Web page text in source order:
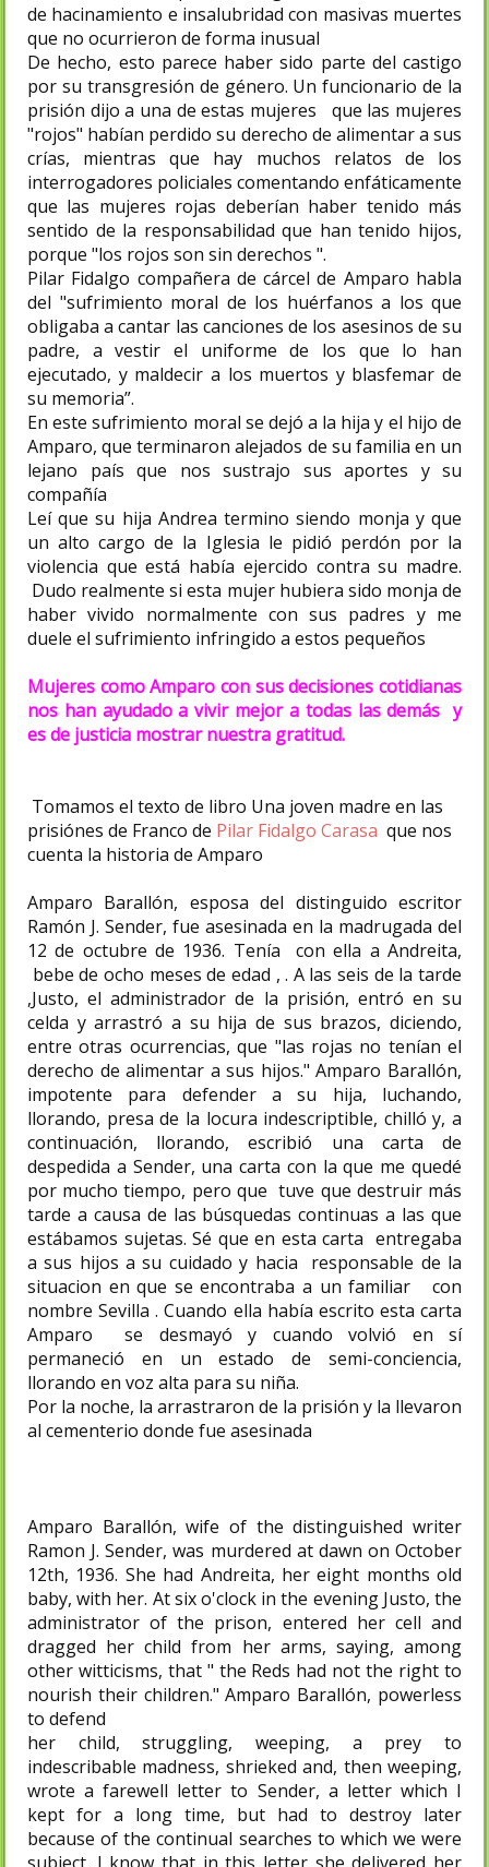
de hacinamiento e insalubridad con masivas muertes
que no ocurrieron de forma inusual
De hecho, esto parece haber sido parte del castigo
por su transgresión de género. Un funcionario de la
prisión dijo a una de estas mujeres que las mujeres
"rojos" habían perdido su derecho de alimentar a sus
crías, mientras que hay muchos relatos de los
interrogadores policiales comentando enfáticamente
que las mujeres rojas deberían haber tenido más
sentido de la responsabilidad que han tenido hijos,
porque "los rojos son sin derechos ".
Pilar Fidalgo compañera de cárcel de Amparo habla
del "sufrimiento moral de los huérfanos a los que
obligaba a cantar las canciones de los asesinos de su
padre, a vestir el uniforme de los que lo han
ejecutado, y maldecir a los muertos y blasfemar de
su memoria”.
En este sufrimiento moral se dejó a la hija y el hijo de
Amparo, que terminaron alejados de su familia en un
lejano país que nos sustrajo sus aportes y su
compañía
Leí que su hija Andrea termino siendo monja y que
un alto cargo de la Iglesia le pidió perdón por la
violencia que está había ejercido contra su madre.
Dudo realmente si esta mujer hubiera sido monja de
haber vivido normalmente con sus padres y me
duele el sufrimiento infringido a estos pequeños
Mujeres como Amparo con sus decisiones cotidianas
nos han ayudado a vivir mejor a todas las demás y
es de justicia mostrar nuestra gratitud.
Tomamos el texto de libro Una joven madre en las
prisiónes de Franco de Pilar Fidalgo Carasa que nos
cuenta la historia de Amparo
Amparo Barallón, esposa del distinguido escritor
Ramón J. Sender, fue asesinada en la madrugada del
12 de octubre de 1936. Tenía con ella a Andreita,
bebe de ocho meses de edad , . A las seis de la tarde
,Justo, el administrador de la prisión, entró en su
celda y arrastró a su hija de sus brazos, diciendo,
entre otras ocurrencias, que "las rojas no tenían el
derecho de alimentar a sus hijos." Amparo Barallón,
impotente para defender a su hija, luchando,
llorando, presa de la locura indescriptible, chilló y, a
continuación, llorando, escribió una carta de
despedida a Sender, una carta con la que me quedé
por mucho tiempo, pero que tuve que destruir más
tarde a causa de las búsquedas continuas a las que
estábamos sujetas. Sé que en esta carta entregaba
a sus hijos a su cuidado y hacia responsable de la
situacion en que se encontraba a un familiar con
nombre Sevilla . Cuando ella había escrito esta carta
Amparo se desmayó y cuando volvió en sí
permaneció en un estado de semi-conciencia,
llorando en voz alta para su niña.
Por la noche, la arrastraron de la prisión y la llevaron
al cementerio donde fue asesinada
Amparo Barallón, wife of the distinguished writer
Ramon J. Sender, was murdered at dawn on October
12th, 1936. She had Andreita, her eight months old
baby, with her. At six o'clock in the evening Justo, the
administrator of the prison, entered her cell and
dragged her child from her arms, saying, among
other witticisms, that " the Reds had not the right to
nourish their children." Amparo Barallón, powerless
to defend
her child, struggling, weeping, a prey to
indescribable madness, shrieked and, then weeping,
wrote a farewell letter to Sender, a letter which I
kept for a long time, but had to destroy later
because of the continual searches to which we were